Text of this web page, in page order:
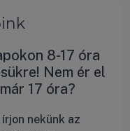
8-17 óra
Nem ér el
17 óra?
nekünk az